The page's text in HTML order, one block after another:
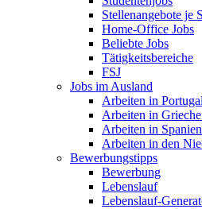
Stellenangebote je
Home-Office Jobs
Beliebte Jobs
Tätigkeitsbereiche
FSJ
Jobs im Ausland
Arbeiten in Portugal
Arbeiten in
Arbeiten in Spanien
Arbeiten in den
Bewerbungstipps
Bewerbung
Lebenslauf
Lebenslauf-